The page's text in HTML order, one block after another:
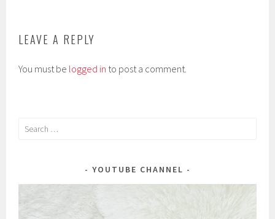
LEAVE A REPLY
You must be logged in to post a comment.
Search
YOUTUBE CHANNEL